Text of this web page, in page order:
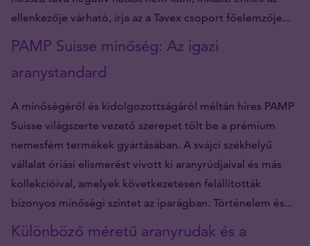
ellenkezője várható, írja az a Tavex csoport főelemzője...
PAMP Suisse minőség: Az igazi
aranystandard
A minőségéről és kidolgozottságáról méltán híres PAMP
Suisse világszerte vezető szerepet tölt be a prémium
nemesfém termékek gyártásában. A svájci székhelyű
vállalat óriási elismerést vívott ki aranyrúdjaival és más
kollekcióival, amelyek következetesen felállították
bizonyos minőségi szintet az iparágban. Történelem és...
Különböző méretű aranyrudak és a